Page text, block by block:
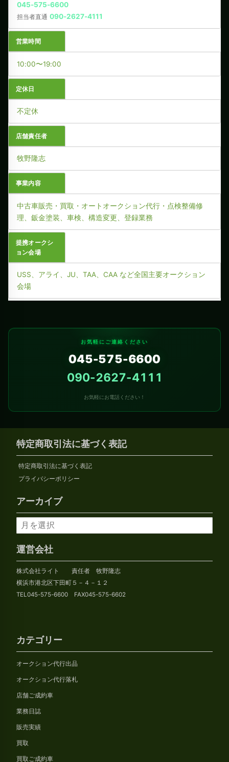
045-575-6600
担当者直通 090-2627-4111
営業時間
10:00〜19:00
定休日
不定休
店舗責任者
牧野隆志
事業内容
中古車販売・買取・オートオークション代行・点検整備修
理、鈑金塗装、車検、構造変更、登録業務
提携オークシ
ョン会場
USS、アライ、JU、TAA、CAA など全国主要オークション
会場
お気軽にご連絡ください
045-575-6600
090-2627-4111
お気軽にお電話ください！
特定商取引法に基づく表記
特定商取引法に基づく表記
プライバシーポリシー
アーカイブ
ア
ー
カ
イ
ブ
運営会社
株式会社ライト 責任者 牧野隆志
横浜市港北区下田町５－４－１２
TEL045-575-6600 FAX045-575-6602
カテゴリー
オークション代行出品
オークション代行落札
店舗ご成約車
業務日誌
販売実績
買取
買取ご成約車